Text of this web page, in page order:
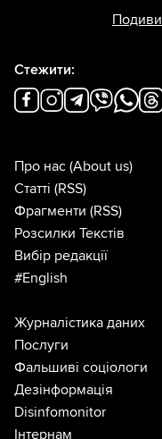
Стежити:
Про нас (About us)
Статті (RSS)
Фрагменти (RSS)
Розсилки Текстів
Вибір редакції
#English
Журналістика даних
Послуги
Фальшиві соціологи
Дезінформація
Disinfomonitor
Інтернам